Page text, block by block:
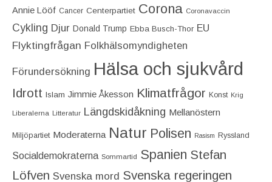
Annie Lööf Cancer Centerpartiet‎ Corona Coronavaccin
Cykling Djur Donald Trump Ebba Busch-Thor EU
Flyktingfrågan Folkhälsomyndigheten
Förundersökning Hälsa och sjukvård
Idrott Islam Jimmie Åkesson Klimatfrågor Konst Krig
Liberalerna Litteratur Längdskidåkning Mellanöstern
Miljöpartiet Moderaterna Natur Polisen Rasism Ryssland
Socialdemokraterna Sommartid Spanien Stefan
Löfven Svenska mord Svenska regeringen